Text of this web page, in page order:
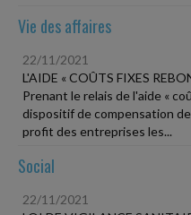
Vie des affaires
22/11/2021
L'AIDE « COÛTS FIXES
Prenant le relais de l'aide «
dispositif de compensation
profit des entreprises les...
Social
22/11/2021